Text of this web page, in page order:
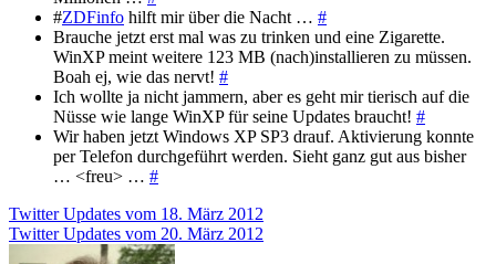
#ZDFinfo hilft mir über die Nacht … #
Brauche jetzt erst mal was zu trinken und eine Zigarette.
WinXP meint weitere 123 MB (nach)installieren zu müssen.
Boah ej, wie das nervt! #
Ich wollte ja nicht jammern, aber es geht mir tierisch auf die
Nüsse wie lange WinXP für seine Updates braucht! #
Wir haben jetzt Windows XP SP3 drauf. Aktivierung konnte
per Telefon durchgeführt werden. Sieht ganz gut aus bisher
… <freu> … #
Beitragsnavigation
Twitter Updates vom 18. März 2012
Twitter Updates vom 20. März 2012